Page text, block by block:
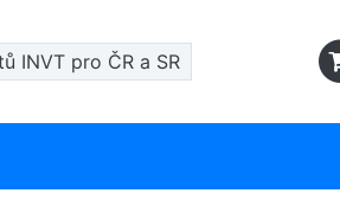
INVT pro ČR a SR